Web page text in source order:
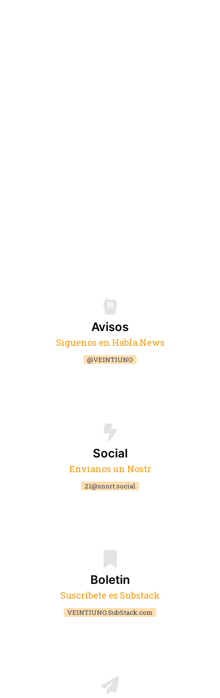
Avisos
Siguenos en Habla.News
@VEINTIUNO
Social
Envianos un Nostr
21@snort.social
Boletin
Suscríbete es Substack
VEINTIUNO.SubStack.com